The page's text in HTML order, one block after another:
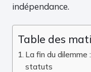
indépendance.
Table des
La fin du dilemme
statuts